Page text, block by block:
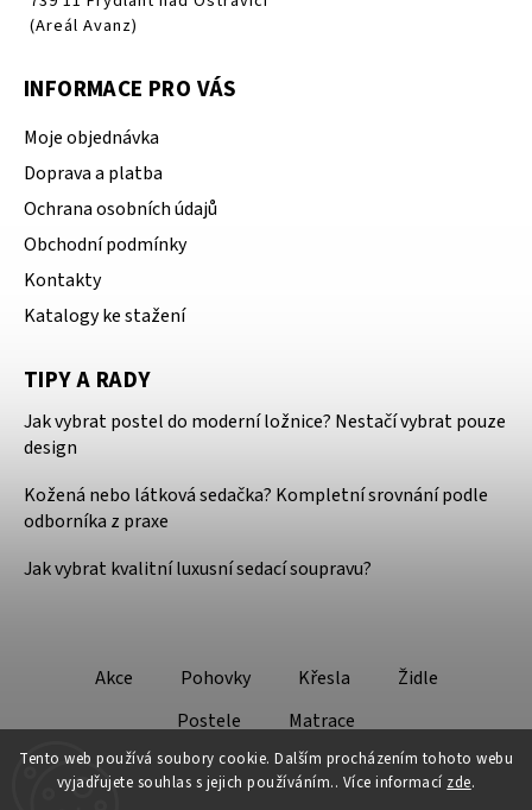
Tento web používá soubory cookie. Dalším procházením tohoto webu
vyjadřujete souhlas s jejich používáním.. Více informací zde.
(Areál Avanz)
INFORMACE PRO VÁS
Moje objednávka
Doprava a platba
Ochrana osobních údajů
Obchodní podmínky
Kontakty
Katalogy ke stažení
TIPY A RADY
Jak vybrat postel do moderní ložnice? Nestačí vybrat pouze
design
Kožená nebo látková sedačka? Kompletní srovnání podle
odborníka z praxe
Jak vybrat kvalitní luxusní sedací soupravu?
Akce Pohovky Křesla
Židle
Postele
Matrace